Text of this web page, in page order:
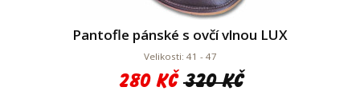
Pantofle pánské s ovčí vlnou LUX
Velikosti: 41 - 47
280 Kč 320 Kč